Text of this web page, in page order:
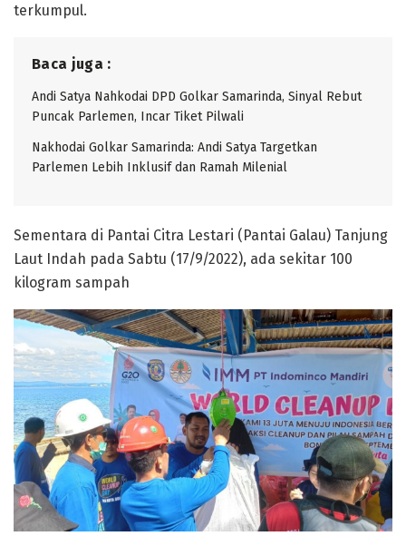
terkumpul.
Baca juga :
Andi Satya Nahkodai DPD Golkar Samarinda, Sinyal Rebut
Puncak Parlemen, Incar Tiket Pilwali
Nakhodai Golkar Samarinda: Andi Satya Targetkan
Parlemen Lebih Inklusif dan Ramah Milenial
Sementara di Pantai Citra Lestari (Pantai Galau) Tanjung
Laut Indah pada Sabtu (17/9/2022), ada sekitar 100
kilogram sampah